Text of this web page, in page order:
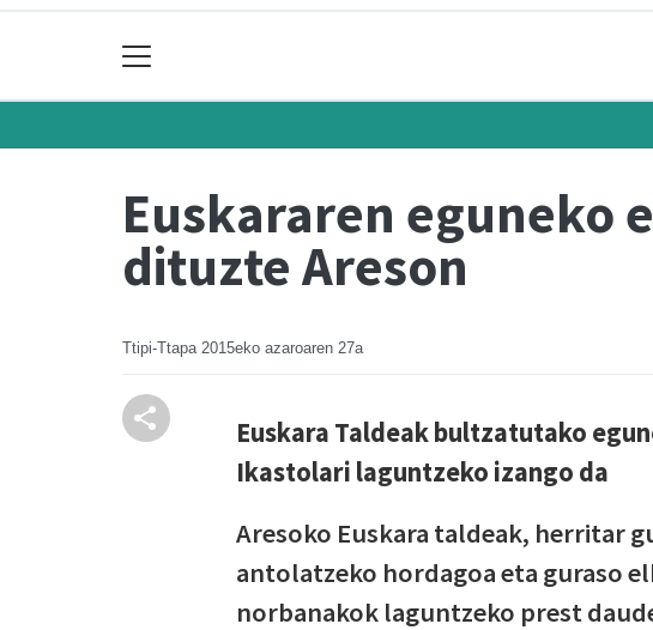
Euskararen eguneko
dituzte Areson
Ttipi-Ttapa 2015eko azaroaren 27a
Euskara Taldeak bultzatutako
Ikastolari laguntzeko izango da
Aresoko Euskara taldeak, herritar
antolatzeko hordagoa eta guraso
norbanakok laguntzeko prest